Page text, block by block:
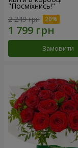
"Посміхнись!"
2 249 грн
Замовити